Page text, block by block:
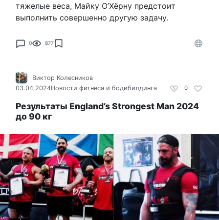
тяжелые веса, Майку О’Хёрну предстоит
выполнить совершенно другую задачу.
0 877
0
Виктор Колесников
03.04.2024Новости фитнеса и бодибилдинга
Результаты England’s Strongest Man 2024
до 90 кг